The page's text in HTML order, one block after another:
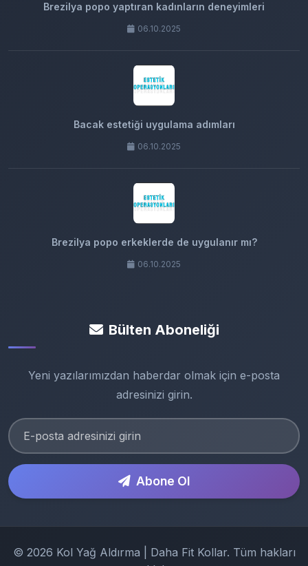
Brezilya popo yaptıran kadınların deneyimleri
06.10.2025
Bacak estetiği uygulama adımları
06.10.2025
Brezilya popo erkeklerde de uygulanır mı?
06.10.2025
Bülten Aboneliği
Yeni yazılarımızdan haberdar olmak için e-posta
adresinizi girin.
Abone Ol
© 2026 Kol Yağ Aldırma | Daha Fit Kollar. Tüm hakları